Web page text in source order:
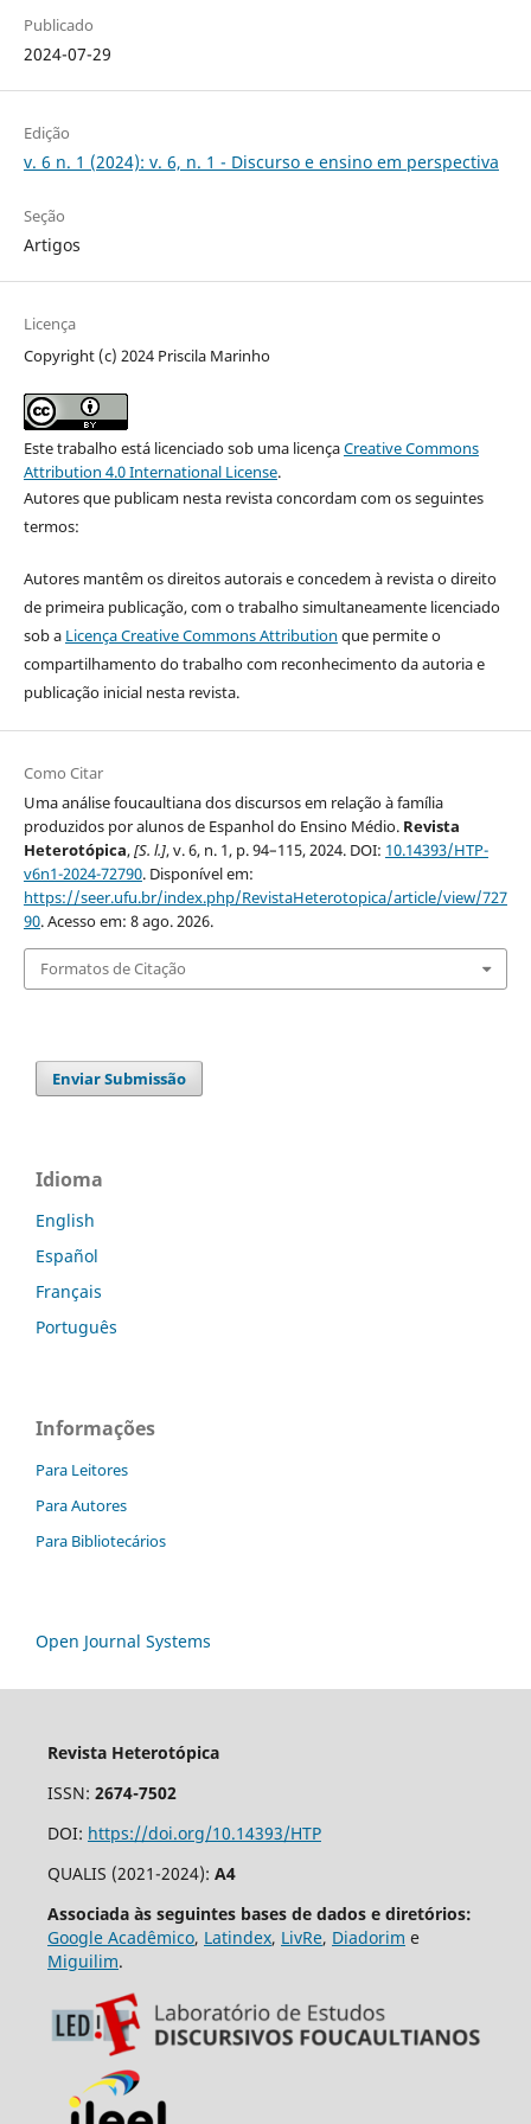
Publicado
2024-07-29
Edição
v. 6 n. 1 (2024): v. 6, n. 1 - Discurso e ensino em perspectiva
Seção
Artigos
Licença
Copyright (c) 2024 Priscila Marinho
Este trabalho está licenciado sob uma licençaCreative Commons
Attribution 4.0 International License.
Autores que publicam nesta revista concordam com os seguintes
termos:
Autores mantêm os direitos autorais e concedem à revista o direito
de primeira publicação, com o trabalho simultaneamente licenciado
sob a Licença Creative Commons Attribution que permite o
compartilhamento do trabalho com reconhecimento da autoria e
publicação inicial nesta revista.
Como Citar
Uma análise foucaultiana dos discursos em relação à família
produzidos por alunos de Espanhol do Ensino Médio. Revista
Heterotópica,[S. l.], v. 6, n. 1, p. 94–115, 2024. DOI: 10.14393/HTP-
v6n1-2024-72790. Disponível em:
https://seer.ufu.br/index.php/RevistaHeterotopica/article/view/727
90. Acesso em: 8 ago. 2026.
Formatos de Citação
Enviar Submissão
Idioma
English
Español
Français
Português
Informações
Para Leitores
Para Autores
Para Bibliotecários
Open Journal Systems
Revista Heterotópica
ISSN: 2674-7502
DOI: https://doi.org/10.14393/HTP
QUALIS (2021-2024): A4
Associada às seguintes bases de dados e diretórios:
Google Acadêmico, Latindex, LivRe, Diadorim e
Miguilim.